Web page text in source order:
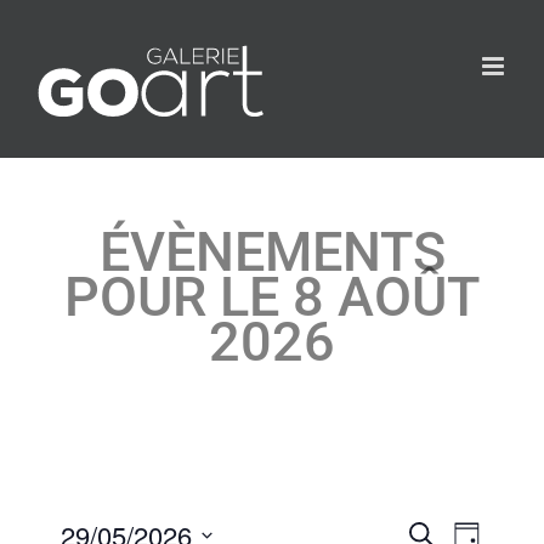
ÉVÈNEMENTS
POUR LE 8 AOÛT
2026
Recherche
29/05/2026